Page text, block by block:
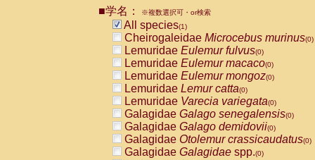
CebidaeCebus nigrivittatus
CebidaeCebus
CebidaeSaimiri boliviensis(0)
CebidaeSaimiri sciureus(0)
AtelidaeAlouatta caraya(0)
AtelidaeAlouatta fusca(0)
AtelidaeAlouatta seniculus
AtelidaeAlouattaspp.(0)
AtelidaeAteles belzebuth(0)
AtelidaeAteles geoffroyi(0)
AtelidaeAteles paniscus(0)
AtelidaeAtelesspp.(0)
■学名： ※複数選択可・or検索
All species(1)
Cheirogaleidae Microcebus murinus(0)
Lemuridae Eulemur fulvus(0)
Lemuridae Eulemur macaco(0)
Lemuridae Eulemur mongoz(0)
Lemuridae Lemur catta(0)
Lemuridae Varecia variegata(0)
Galagidae Galago senegalensis(0)
Galagidae Galago demidovii(0)
Galagidae Otolemur crassicaudatus(0)
Galagidae Galagidae spp.(0)